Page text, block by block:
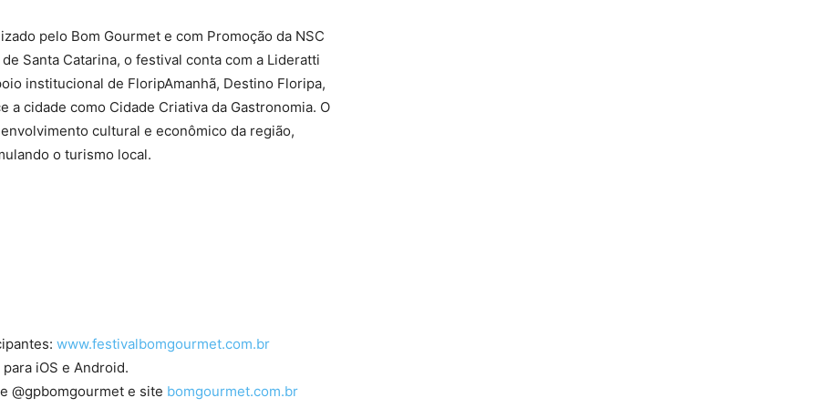
pelo Bom Gourmet e com Promoção da NSC
Santa Catarina, o festival conta com a Lideratti
institucional de FloripAmanhã, Destino Floripa,
a cidade como Cidade Criativa da Gastronomia. O
cultural e econômico da região,
o turismo local.
www.festivalbomgourmet.com.br
iOS e Android.
@gpbomgourmet e site bomgourmet.com.br